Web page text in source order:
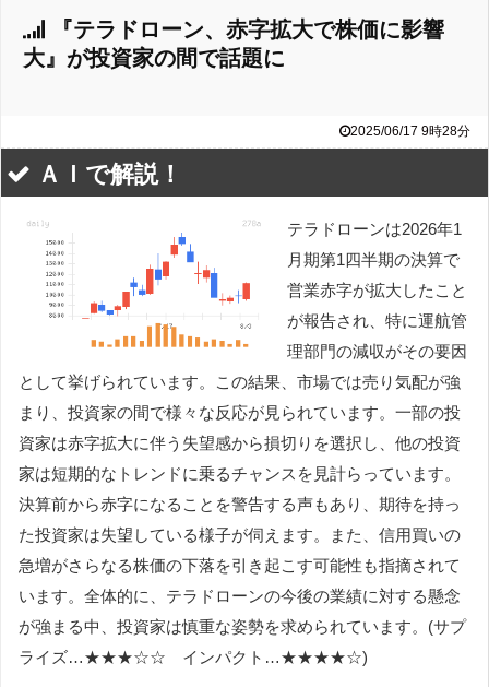
『テラドローン、赤字拡大で株価に影響
大』が投資家の間で話題に
2025/06/17 9時28分
ＡＩで解説！
テラドローンは2026年1
月期第1四半期の決算で
営業赤字が拡大したこと
が報告され、特に運航管
理部門の減収がその要因
として挙げられています。この結果、市場では売り気配が強
まり、投資家の間で様々な反応が見られています。一部の投
資家は赤字拡大に伴う失望感から損切りを選択し、他の投資
家は短期的なトレンドに乗るチャンスを見計らっています。
決算前から赤字になることを警告する声もあり、期待を持っ
た投資家は失望している様子が伺えます。また、信用買いの
急増がさらなる株価の下落を引き起こす可能性も指摘されて
います。全体的に、テラドローンの今後の業績に対する懸念
が強まる中、投資家は慎重な姿勢を求められています。(サプ
ライズ…★★★☆☆ インパクト…★★★★☆)